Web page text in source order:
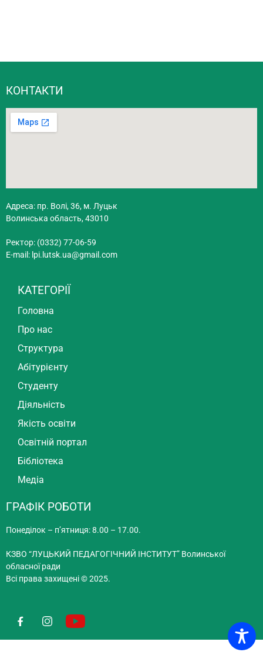
КОНТАКТИ
Адреса: пр. Волі, 36, м. Луцьк
Волинська область, 43010
Ректор: (0332) 77-06-59
E-mail: lpi.lutsk.ua@gmail.com
КАТЕГОРІЇ
Головна
Про нас
Структура
Абітурієнту
Студенту
Діяльність
Якість освіти
Освітній портал
Бібліотека
Медіа
ГРАФІК РОБОТИ
Понеділок – п’ятниця: 8.00 – 17.00.
КЗВО “ЛУЦЬКИЙ ПЕДАГОГІЧНИЙ ІНСТИТУТ” Волинської
обласної ради
Всі права захищені © 2025.